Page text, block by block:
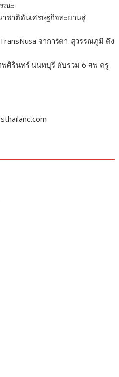
ณะ
ชาติดันเศรษฐกิจทะยานสู่
จาการ์ตา-สุวรรณภูมิ ดึง
พศิรินทร์ นนทบุรี ดับรวม 6 ศพ ครู